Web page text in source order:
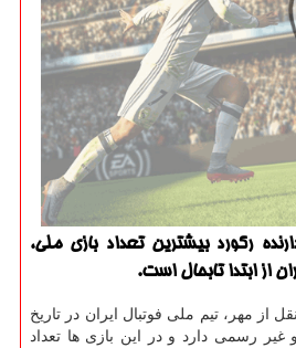
ركورد بیشترین تعداد بازی ملی،
از ابتدا تابحال است.
از مهر، تیم ملی فوتبال ایران در تاریخ
و غیر رسمی دارد و در این بازی ها تعداد